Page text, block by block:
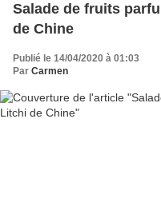
Salade de fruits
de Chine
Publié le 14/04/2020 à 01:03
Par Carmen